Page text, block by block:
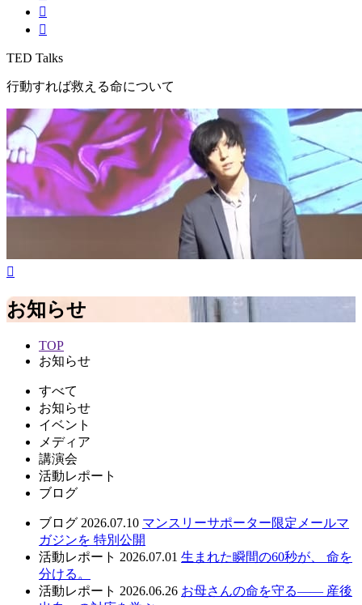
TED Talks
行動すれば救える命について
お知らせ
TOP
お知らせ
すべて
お知らせ
イベント
メディア
講演会
活動レポート
ブログ
ブログ 2026.07.10 マンスリーサポーター限定メールマ
ガジンを 特別公開
活動レポート 2026.07.01 生まれた瞬間の60秒が、 命を
分ける。
活動レポート 2026.06.26 お母さんの命を守る—— 産後